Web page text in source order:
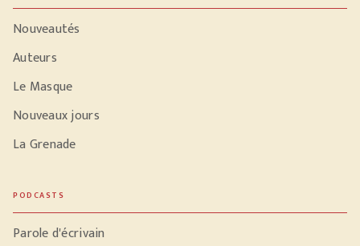
Nouveautés
Auteurs
Le Masque
Nouveaux jours
La Grenade
PODCASTS
Parole d'écrivain